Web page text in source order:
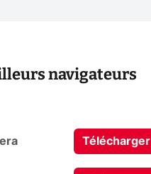
navigateurs
Télécharger